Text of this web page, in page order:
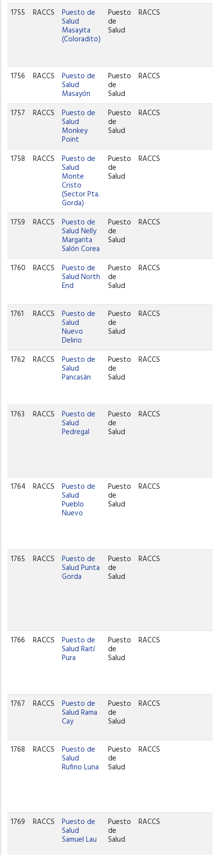
1755 RACCS Puesto de
Salud
Masayita
(Coloradito)
Puesto
de
Salud
RACCS
1756 RACCS Puesto de
Salud
Masayón
Puesto
de
Salud
RACCS
1757 RACCS Puesto de
Salud
Monkey
Point
Puesto
de
Salud
RACCS
1758 RACCS Puesto de
Salud
Monte
Cristo
(Sector Pta.
Gorda)
Puesto
de
Salud
RACCS
1759 RACCS Puesto de
Salud Nelly
Margarita
Salón Corea
Puesto
de
Salud
RACCS
1760 RACCS Puesto de
Salud North
End
Puesto
de
Salud
RACCS
1761 RACCS Puesto de
Salud
Nuevo
Delirio
Puesto
de
Salud
RACCS
1762 RACCS Puesto de
Salud
Pancasán
Puesto
de
Salud
RACCS
1763 RACCS Puesto de
Salud
Pedregal
Puesto
de
Salud
RACCS
1764 RACCS Puesto de
Salud
Pueblo
Nuevo
Puesto
de
Salud
RACCS
1765 RACCS Puesto de
Salud Punta
Gorda
Puesto
de
Salud
RACCS
1766 RACCS Puesto de
Salud Raití
Pura
Puesto
de
Salud
RACCS
1767 RACCS Puesto de
Salud Rama
Cay
Puesto
de
Salud
RACCS
1768 RACCS Puesto de
Salud
Rufino Luna
Puesto
de
Salud
RACCS
1769 RACCS Puesto de
Salud
Samuel Lau
Puesto
de
Salud
RACCS